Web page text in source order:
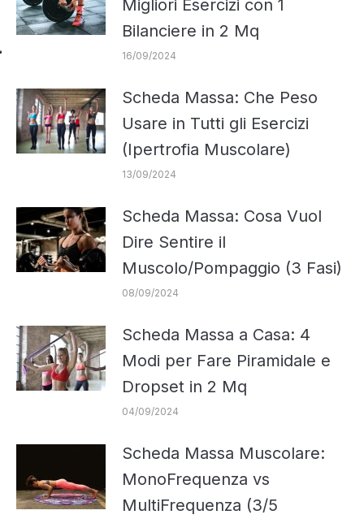
Migliori Esercizi con 1
Bilanciere in 2 Mq
16/09/2024
Scheda Massa: Che Peso
Usare in Tutti gli Esercizi
(Ipertrofia Muscolare)
13/09/2024
Scheda Massa: Cosa Vuol
Dire Sentire il
Muscolo/Pompaggio (3 Fasi)
08/09/2024
Scheda Massa a Casa: 4
Modi per Fare Piramidale e
Dropset in 2 Mq
04/09/2024
Scheda Massa Muscolare:
MonoFrequenza vs
MultiFrequenza (3/5